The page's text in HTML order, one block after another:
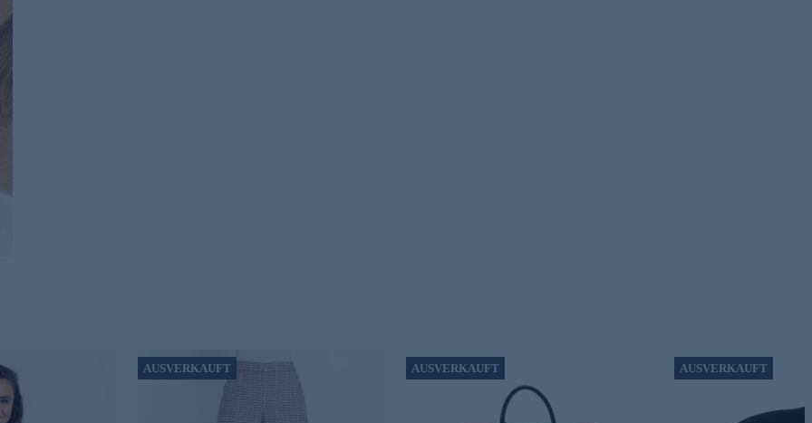
AUSVERKAUFT AUSVERKAUFT AUSVERKAUFT